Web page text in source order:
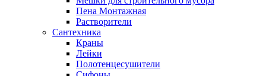
Пена Монтажная
Растворители
Сантехника
Краны
Лейки
Полотенцесушители